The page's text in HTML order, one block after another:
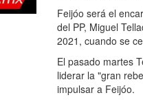
Feijóo será el
del PP, Miguel
2021, cuando se
El pasado martes
liderar la "gran
impulsar a Feijóo.